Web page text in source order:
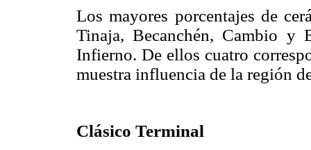
Los mayores porcentajes de
Tinaja, Becanchén, Cambio y
Infierno. De ellos cuatro
muestra influencia de la región
Clásico Terminal